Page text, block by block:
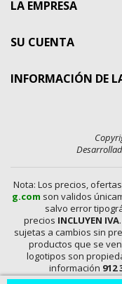
LA EMPRESA
SU CUENTA
INFORMACIÓN DE
Nota: Los precios,
g.com son validos
salvo error
precios INCLUYEN IVA
sujetas a cambios sin
productos que se
logotipos son
información 912